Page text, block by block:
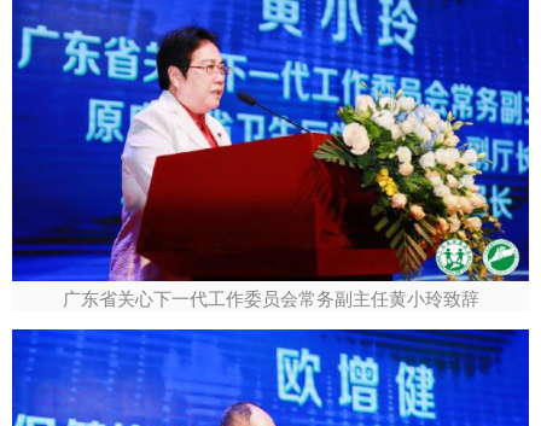
广东省关心下一代工作委员会常务副主任黄小玲致辞